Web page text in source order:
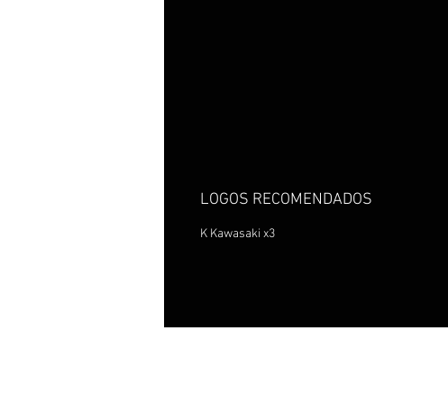
LOGOS RECOMENDADOS
K Kawasaki x3